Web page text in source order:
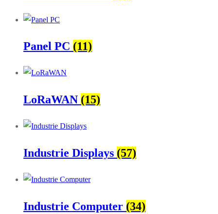
Panel PC (11)
LoRaWAN (15)
Industrie Displays (57)
Industrie Computer (34)